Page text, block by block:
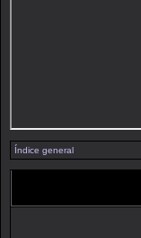
Índice general